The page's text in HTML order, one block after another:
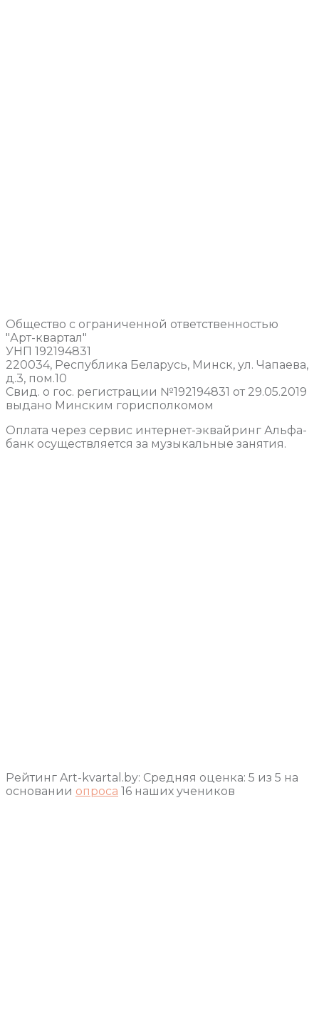
Общество с ограниченной ответственностью
"Арт-квартал"
УНП 192194831
220034, Республика Беларусь, Минск, ул. Чапаева,
д.3, пом.10
Свид. о гос. регистрации №192194831 от 29.05.2019
выдано Минским горисполкомом
Оплата через сервис интернет-эквайринг Альфа-
банк осуществляется за музыкальные занятия.
Рейтинг Art-kvartal.by: Средняя оценка: 5 из 5 на
основании опроса 16 наших учеников